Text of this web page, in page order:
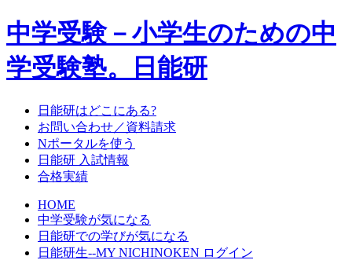
中学受験－小学生のための中
学受験塾。日能研
日能研はどこにある?
お問い合わせ／資料請求
Nポータルを使う
日能研 入試情報
合格実績
HOME
中学受験が気になる
日能研での学びが気になる
日能研生--MY NICHINOKEN ログイン